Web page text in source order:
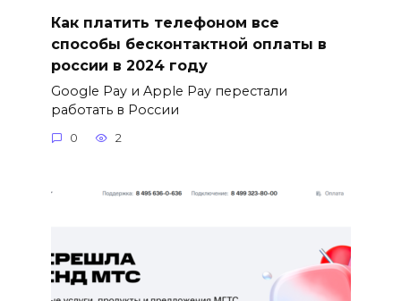
Как платить телефоном все
способы бесконтактной оплаты в
россии в 2024 году
Google Pay и Apple Pay перестали
работать в России
0 2